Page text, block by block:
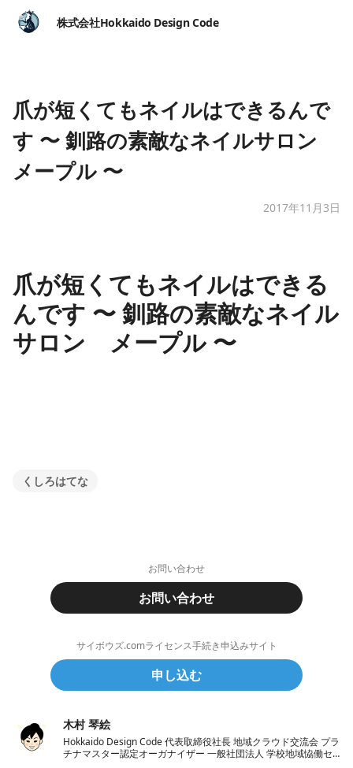
株式会社Hokkaido Design Code
爪が短くてもネイルはできるんで
す 〜 釧路の素敵なネイルサロン
メープル 〜
2017年11月3日
爪が短くてもネイルはできる
んです 〜 釧路の素敵なネイル
サロン メープル 〜
くしろはてな
お問い合わせ
お問い合わせ
サイボウズ.comライセンス手続き申込みサイト
申し込む
木村 琴絵
Hokkaido Design Code 代表取締役社長 地域クラウド交流会 プラ
チナマスター認定オーガナイザー 一般社団法人 学校地域恊働セ